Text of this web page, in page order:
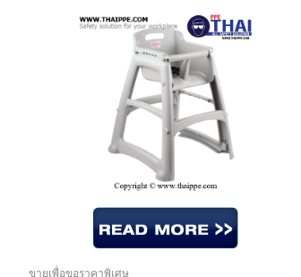
ขายเพื่อขอราคาพิเศษ